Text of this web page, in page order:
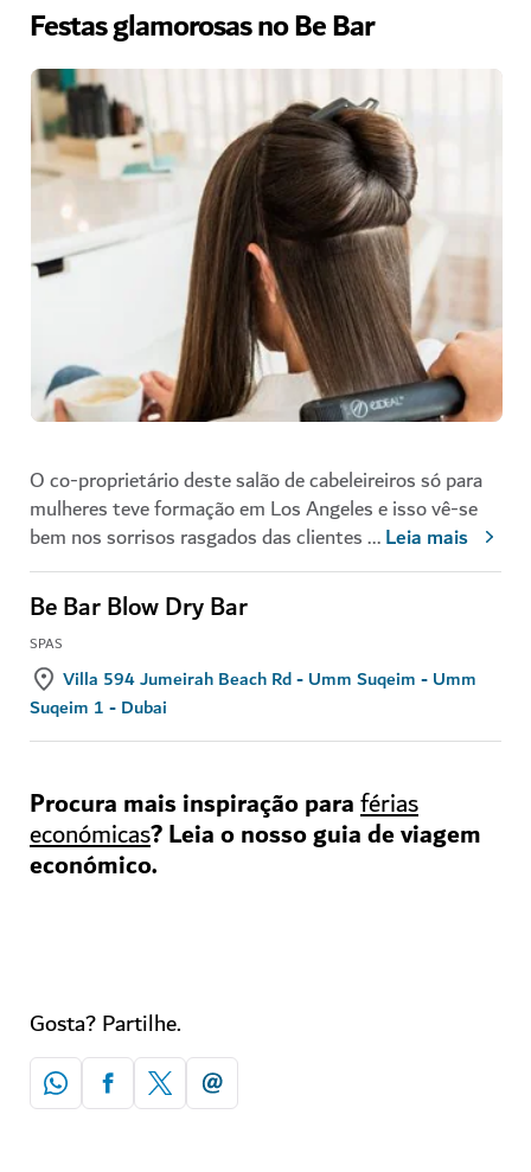
Festas glamorosas no Be Bar
O co-proprietário deste salão de cabeleireiros só para
mulheres teve formação em Los Angeles e isso vê-se
bem nos sorrisos rasgados das clientes...Leia mais
Be Bar Blow Dry Bar
SPAS
Villa 594 Jumeirah Beach Rd - Umm Suqeim - Umm
Suqeim 1 - Dubai
Procura mais inspiração paraférias
económicas? Leia o nosso guia de viagem
económico.
Gosta? Partilhe.